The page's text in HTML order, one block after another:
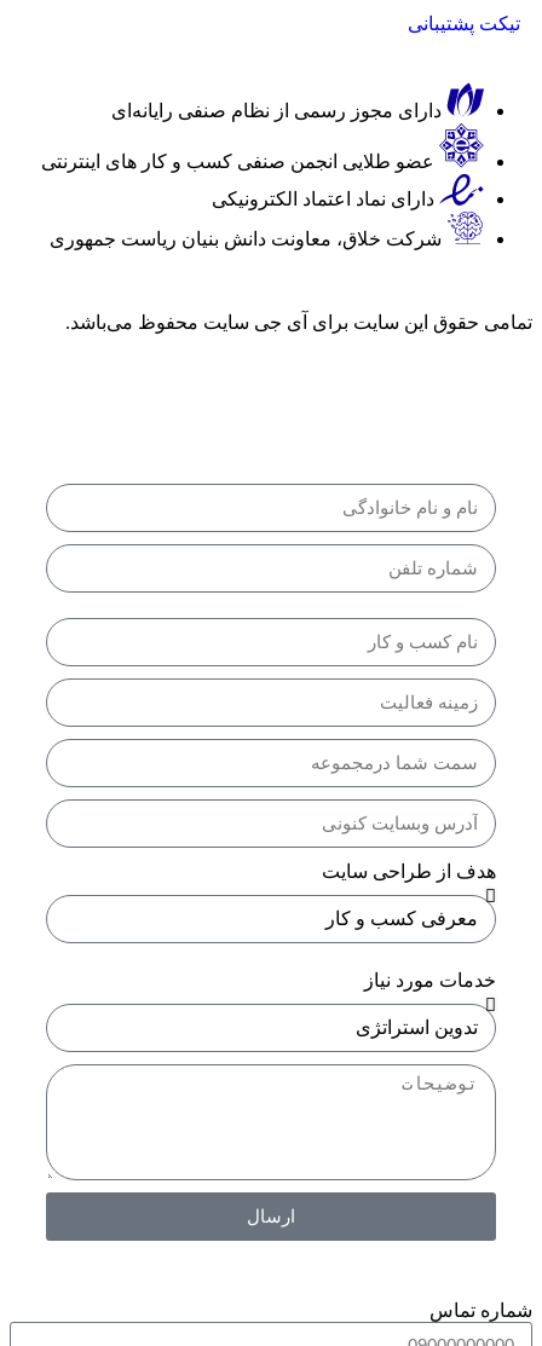
تیکت پشتیبانی
دارای مجوز رسمی از نظام صنفی رایانه‌ای
عضو طلایی انجمن صنفی کسب و کار های اینترنتی
دارای نماد اعتماد الکترونیکی
شرکت خلاق، معاونت دانش بنیان ریاست جمهوری
تمامی حقوق این سایت برای آی جی سایت محفوظ می‌باشد.
هدف از طراحی سایت
خدمات مورد نیاز
ارسال
شماره تماس